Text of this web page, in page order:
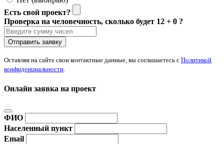
Есть свой проект?
Проверка на человечность, сколько будет 12 + 0 ?
Отправить заявку
Оставляя на сайте свои контактные данные, вы соглашаетесь с Политикой
конфиденциальности.
Онлайн заявка на проект
ФИО
Населенный пункт
Email